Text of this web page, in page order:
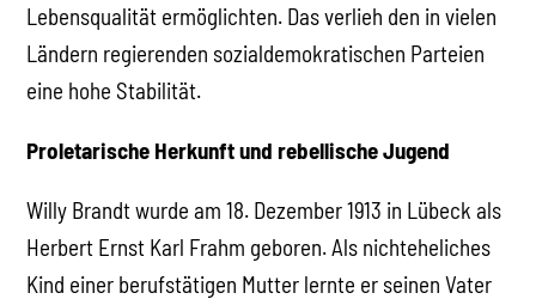
Lebensqualität ermöglichten. Das verlieh den in vielen
Ländern regierenden sozialdemokratischen Parteien
eine hohe Stabilität.
Proletarische Herkunft und rebellische Jugend
Willy Brandt wurde am 18. Dezember 1913 in Lübeck als
Herbert Ernst Karl Frahm geboren. Als nichteheliches
Kind einer berufstätigen Mutter lernte er seinen Vater